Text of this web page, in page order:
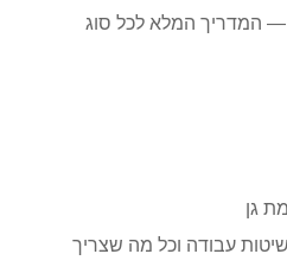
— המדריך המלא לכל סוג
גן
עבודה וכל מה שצריך